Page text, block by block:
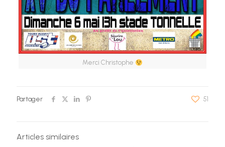
Merci Christophe
Partager 51
Articles similaires